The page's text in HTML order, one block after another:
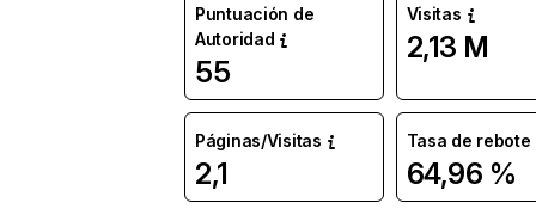
Puntuación de
Autoridad
55
Visitas
2,13 M
Páginas/Visitas
2,1
Tasa de rebote
64,96 %